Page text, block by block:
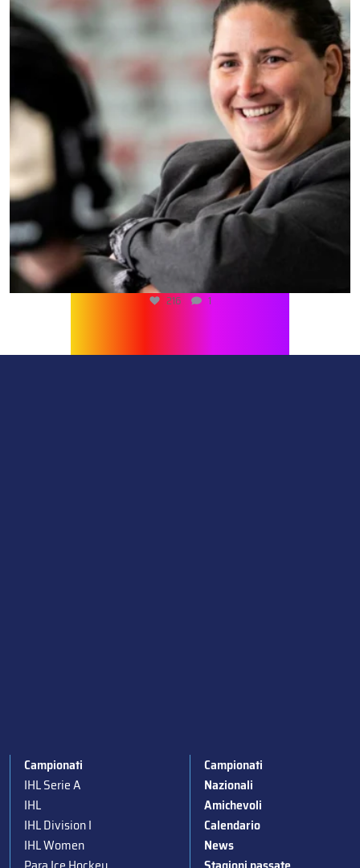
216 1
Campionati
IHL Serie A
IHL
IHL Division I
IHL Women
Campionati
Nazionali
Amichevoli
Calendario
News